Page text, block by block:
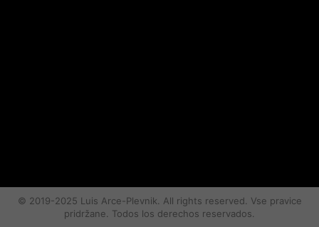
© 2019-2025 Luis Arce-Plevnik. All rights reserved. Vse pravice
pridržane. Todos los derechos reservados.